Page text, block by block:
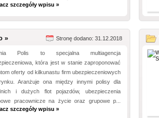
szczegóły wpisu »
» Stronę dodano: 31.12.2018
Polis to specjalna multiagencja
która jest w stanie zaproponować
oferty od kilkunastu firm ubezpieczeniowych
Aranżuje ona między innymi polisy dla
i dużych flot pojazdów, ubezpieczenia
pracownicze na życie oraz grupowe p...
szczegóły wpisu »